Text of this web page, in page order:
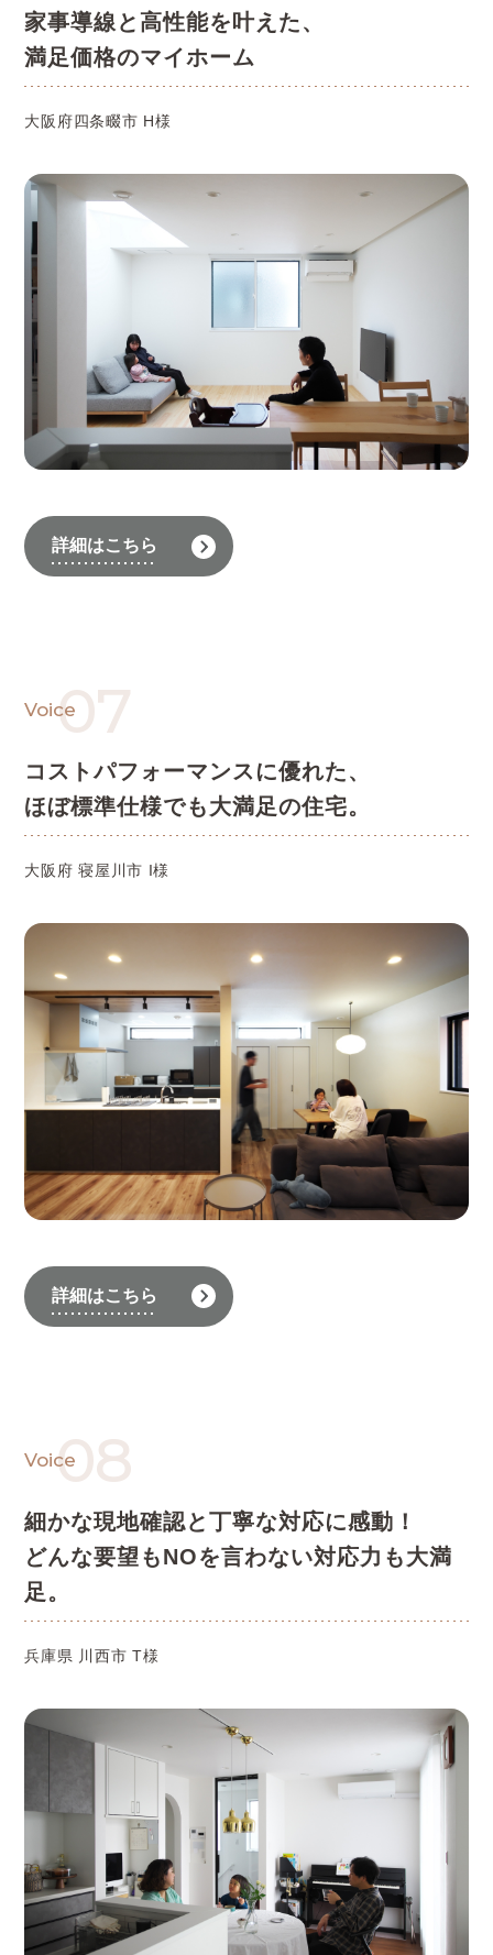
家事導線と高性能を叶えた、
満足価格のマイホーム
大阪府四条畷市 H様
詳細はこちら
Voice07
コストパフォーマンスに優れた、
ほぼ標準仕様でも大満足の住宅。
大阪府 寝屋川市 I様
詳細はこちら
Voice08
細かな現地確認と丁寧な対応に感動！
どんな要望もNOを言わない対応力も大満
足。
兵庫県 川西市 T様